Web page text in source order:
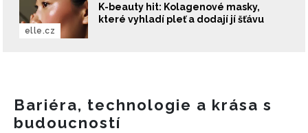
K-beauty hit: Kolagenové masky,
které vyhladí pleť a dodají jí šťávu
elle.cz
Bariéra, technologie a krása s
budoucností